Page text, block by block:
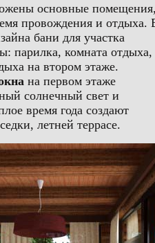
основные
провождения и отдыха.
бани для участка
парилка, комната отдыха,
на втором этаже.
на первом этаже
солнечный свет и
время года создают
летней террасе.